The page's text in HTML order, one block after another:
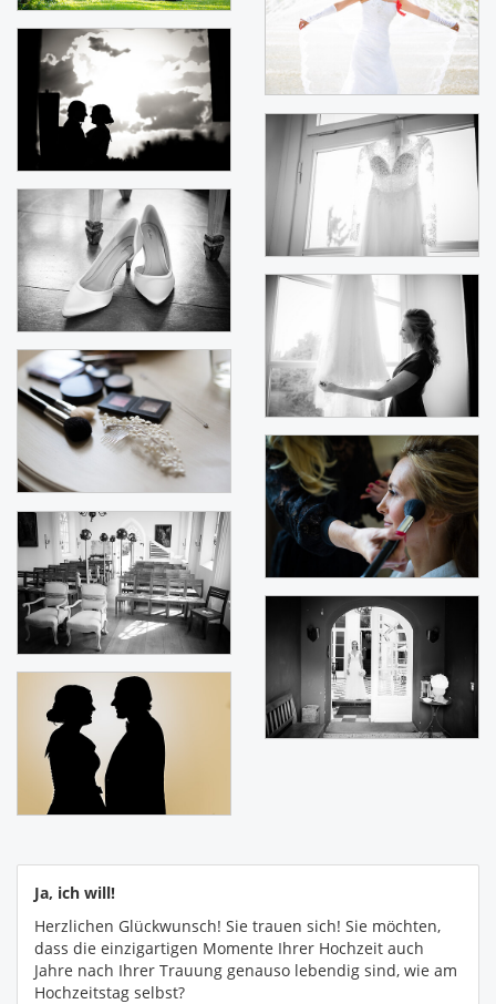
Ja, ich will!
Herzlichen Glückwunsch! Sie trauen sich! Sie möchten,
dass die einzigartigen Momente Ihrer Hochzeit auch
Jahre nach Ihrer Trauung genauso lebendig sind, wie am
Hochzeitstag selbst?